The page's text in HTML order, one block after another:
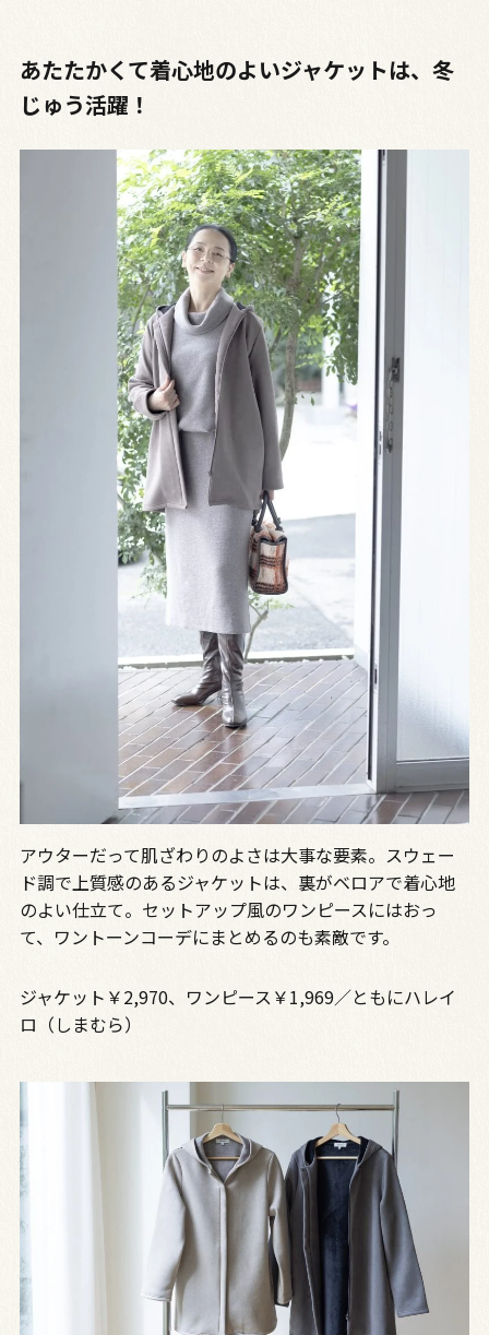
あたたかくて着心地のよいジャケットは、冬
じゅう活躍！
アウターだって肌ざわりのよさは大事な要素。スウェー
ド調で上質感のあるジャケットは、裏がベロアで着心地
のよい仕立て。セットアップ風のワンピースにはおっ
て、ワントーンコーデにまとめるのも素敵です。
ジャケット￥2,970、ワンピース￥1,969／ともにハレイ
ロ（しまむら）